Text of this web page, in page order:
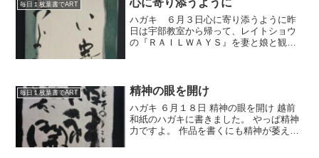
毎日１枚葉書でART 心に寄り添うように
ハガキ ６月３日心に寄り添うように昨
日は宇部教室から帰って、レイトショウ
の『ＲＡＩＬＷＡＹＳ』を妻と娘と観に
メですね。夢とは、家族とは...
毎日１枚葉書でART 精神の眼を開け
ハガキ ６月１８日 精神の眼を開け 越前
和紙のハガキに書きました。 やっぱ精神
力ですよ。 作品を書くにも精神が萎えて